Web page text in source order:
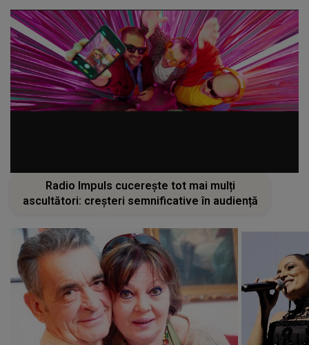
Radio Impuls cucerește tot mai mulți
ascultători: creșteri semnificative în audiență